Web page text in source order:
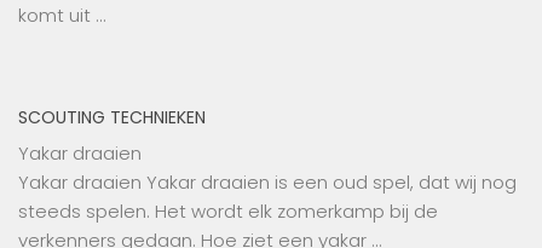
komt uit …
SCOUTING TECHNIEKEN
Yakar draaien
Yakar draaien Yakar draaien is een oud spel, dat wij nog
steeds spelen. Het wordt elk zomerkamp bij de
verkenners gedaan. Hoe ziet een yakar …